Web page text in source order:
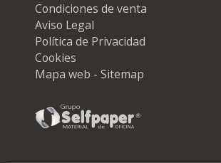
Condiciones de venta
Aviso Legal
Política de Privacidad
Cookies
Mapa web - Sitemap